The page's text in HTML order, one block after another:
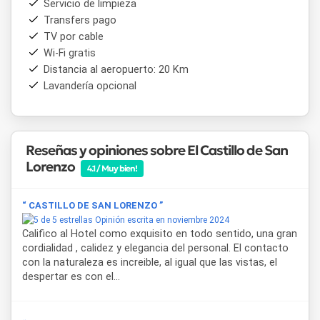
El restaurante y confitería de El Castillo de San Lorenzo
fusiona la herencia europea de sus fundadores con la
gastronomía tradicional del norte argentino, ofreciendo
panes y pastas de elaboración propia junto a productos de
estación provenientes de la huerta. La propuesta
italiano, con opciones de repostería y cafetería, abierta de
Con más de un siglo de historia, estehotel en Salta
conserva elementos originales de su construcción, como
la Guerra de la Triple Alianza. Alojarse en El Castillo de San
Lorenzo es una manera de vivir la historia y la naturaleza de
los Valles Calchaquíes y el norte salteño en un mismo lugar,
ideal tanto para escapadas de descanso como para
eventos y reuniones.
Servicio de limpieza
Transfers pago
TV por cable
Wi-Fi gratis
Distancia al aeropuerto: 20 Km
Lavandería opcional
Reseñas y opiniones sobre El Castillo de San
Lorenzo
4.1 / Muy bien!
“ CASTILLO DE SAN LORENZO ”
Opinión escrita en noviembre 2024
Califico al Hotel como exquisito en todo sentido, una gran
cordialidad , calidez y elegancia del personal. El contacto
con la naturaleza es increible, al igual que las vistas, el
despertar es con el...